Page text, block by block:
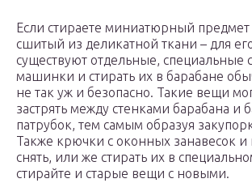
Если стираете миниатюрный предмет
сшитый из деликатной ткани – для
существуют отдельные, специальные
машинки и стирать их в барабане
не так уж и безопасно. Такие вещи
застрять между стенками барабана и
патрубок, тем самым образуя
Также крючки с оконных занавесок и
снять, или же стирать их в
стирайте и старые вещи с новыми.